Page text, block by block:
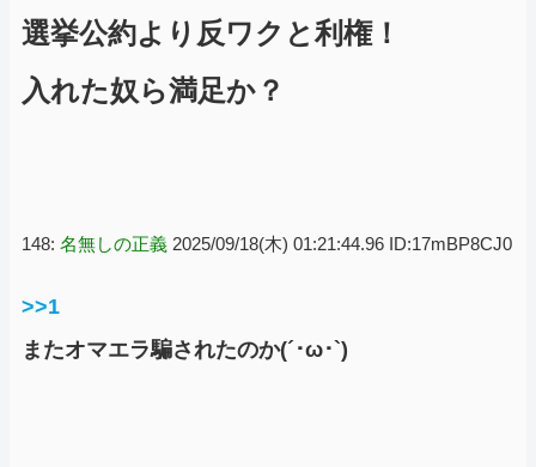
選挙公約より反ワクと利権！
入れた奴ら満足か？
148: 名無しの正義 2025/09/18(木) 01:21:44.96 ID:17mBP8CJ0
>>1
またオマエラ騙されたのか(´･ω･`)